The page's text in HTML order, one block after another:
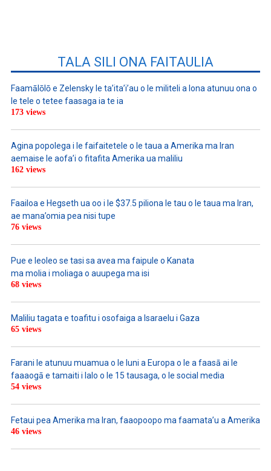
TALA SILI ONA FAITAULIA
Faamālōlō e Zelensky le ta’ita’i’au o le militeli a lona atunuu ona o
le tele o tetee faasaga ia te ia
173 views
Agina popolega i le faifaitetele o le taua a Amerika ma Iran
aemaise le aofa’i o fitafita Amerika ua maliliu
162 views
Faailoa e Hegseth ua oo i le $37.5 piliona le tau o le taua ma Iran,
ae mana’omia pea nisi tupe
76 views
Pue e leoleo se tasi sa avea ma faipule o Kanata
ma molia i moliaga o auupega ma isi
68 views
Maliliu tagata e toafitu i osofaiga a Isaraelu i Gaza
65 views
Farani le atunuu muamua o le Iuni a Europa o le a faasā ai le
faaaogā e tamaiti i lalo o le 15 tausaga, o le social media
54 views
Fetaui pea Amerika ma Iran, faaopoopo ma faamata’u a Amerika
46 views